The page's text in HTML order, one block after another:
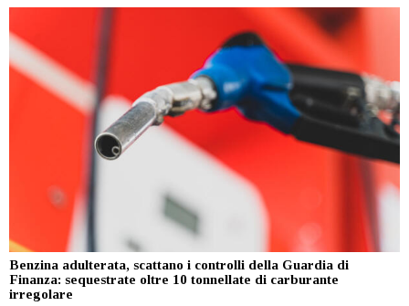
Benzina adulterata, scattano i controlli della Guardia di
Finanza: sequestrate oltre 10 tonnellate di carburante
irregolare